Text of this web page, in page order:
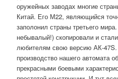
оружейных заводах многие
Китай. Его М22, являющийся
заполонил страны третьего
небывалый!) скопировали и
любителям свою версию АК-47S.
производство нашего автомата
прекрасными боевыми